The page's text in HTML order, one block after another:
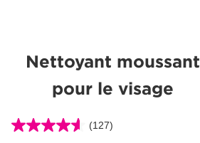
Nettoyant moussant
pour le visage
(127)
4.6